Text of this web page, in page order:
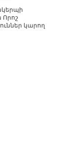
Որոշ
կարող